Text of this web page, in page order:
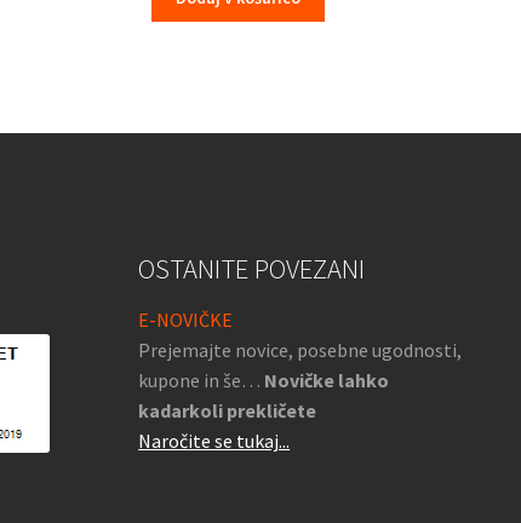
OSTANITE POVEZANI
E-NOVIČKE
Prejemajte novice, posebne ugodnosti,
kupone in še… Novičke lahko
kadarkoli prekličete
Naročite se tukaj...